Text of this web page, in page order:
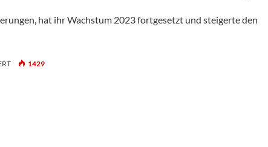
hat ihr Wachstum 2023 fortgesetzt und steigerte den
FÜR 1429